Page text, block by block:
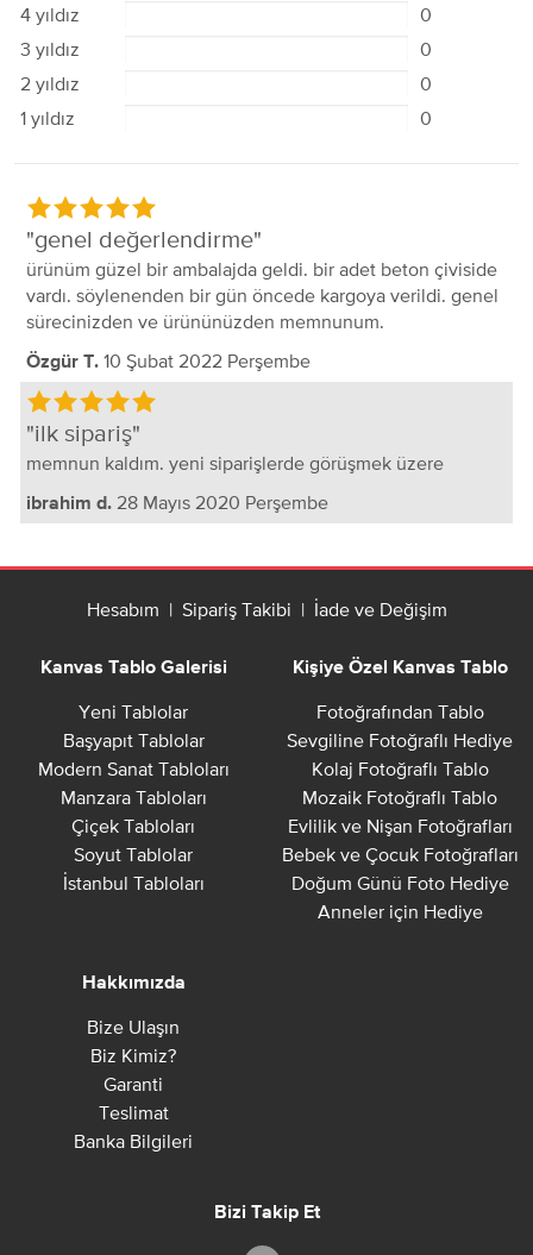
4 yıldız
0
3 yıldız
0
2 yıldız
0
1 yıldız
0
genel değerlendirme
ürünüm güzel bir ambalajda geldi. bir adet beton çiviside
vardı. söylenenden bir gün öncede kargoya verildi. genel
sürecinizden ve ürününüzden memnunum.
Özgür T. 10 Şubat 2022 Perşembe
ilk sipariş
memnun kaldım. yeni siparişlerde görüşmek üzere
ibrahim d. 28 Mayıs 2020 Perşembe
Hesabım | Sipariş Takibi | İade ve Değişim
Kanvas Tablo Galerisi
Yeni Tablolar
Başyapıt Tablolar
Modern Sanat Tabloları
Manzara Tabloları
Çiçek Tabloları
Soyut Tablolar
İstanbul Tabloları
Kişiye Özel Kanvas Tablo
Fotoğrafından Tablo
Sevgiline Fotoğraflı Hediye
Kolaj Fotoğraflı Tablo
Mozaik Fotoğraflı Tablo
Evlilik ve Nişan Fotoğrafları
Bebek ve Çocuk Fotoğrafları
Doğum Günü Foto Hediye
Anneler için Hediye
Hakkımızda
Bize Ulaşın
Biz Kimiz?
Garanti
Teslimat
Banka Bilgileri
Bizi Takip Et